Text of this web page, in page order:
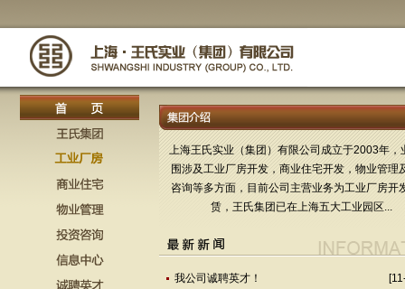
上海王氏实业（集团）有限公司成立于2003年，
围涉及工业厂房开发，商业住宅开发，物业管理
咨询等多方面，目前公司主营业务为工业厂房开
赁，王氏集团已在上海五大工业园区...
我公司诚聘英才！